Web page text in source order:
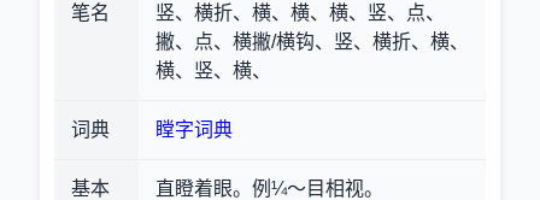
笔名
竖、横折、横、横、横、竖、点、
撇、点、横撇/横钩、竖、横折、横、
横、竖、横、
词典 瞠字词典
基本
直瞪着眼。例¼～目相视。